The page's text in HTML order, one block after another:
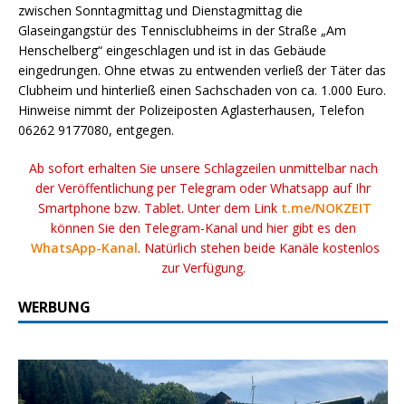
zwischen Sonntagmittag und Dienstagmittag die
Glaseingangstür des Tennisclubheims in der Straße „Am
Henschelberg“ eingeschlagen und ist in das Gebäude
eingedrungen. Ohne etwas zu entwenden verließ der Täter das
Clubheim und hinterließ einen Sachschaden von ca. 1.000 Euro.
Hinweise nimmt der Polizeiposten Aglasterhausen, Telefon
06262 9177080, entgegen.
Ab sofort erhalten Sie unsere Schlagzeilen unmittelbar nach
der Veröffentlichung per Telegram oder Whatsapp auf Ihr
Smartphone bzw. Tablet. Unter dem Link t.me/NOKZEIT
können Sie den Telegram-Kanal und hier gibt es den
WhatsApp-Kanal. Natürlich stehen beide Kanäle kostenlos
zur Verfügung.
WERBUNG